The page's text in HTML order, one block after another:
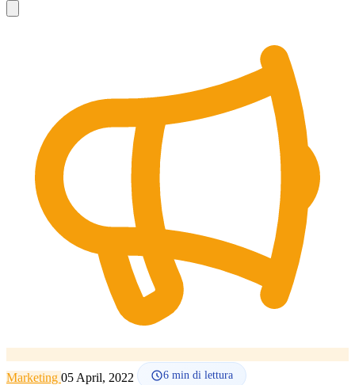
Studio CollegamentiAudit SEO
Link Building
Consulenza SEO
Come funziona
Lingua
🇪🇸 ES
🇬🇧 EN 🇫🇷 FR 🇩🇪 DE
Accedi
Marketing 05 April, 2022 6 min di lettura